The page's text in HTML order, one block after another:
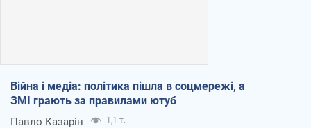
Війна і медіа: політика пішла в соцмережі, а
ЗМІ грають за правилами ютуб
Павло Казарін 1,1 т.